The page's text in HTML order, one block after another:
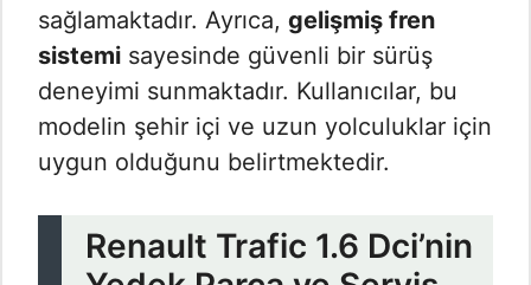
sağlamaktadır. Ayrıca, gelişmiş fren
sistemi sayesinde güvenli bir sürüş
deneyimi sunmaktadır. Kullanıcılar, bu
modelin şehir içi ve uzun yolculuklar için
uygun olduğunu belirtmektedir.
Renault Trafic 1.6 Dci’nin